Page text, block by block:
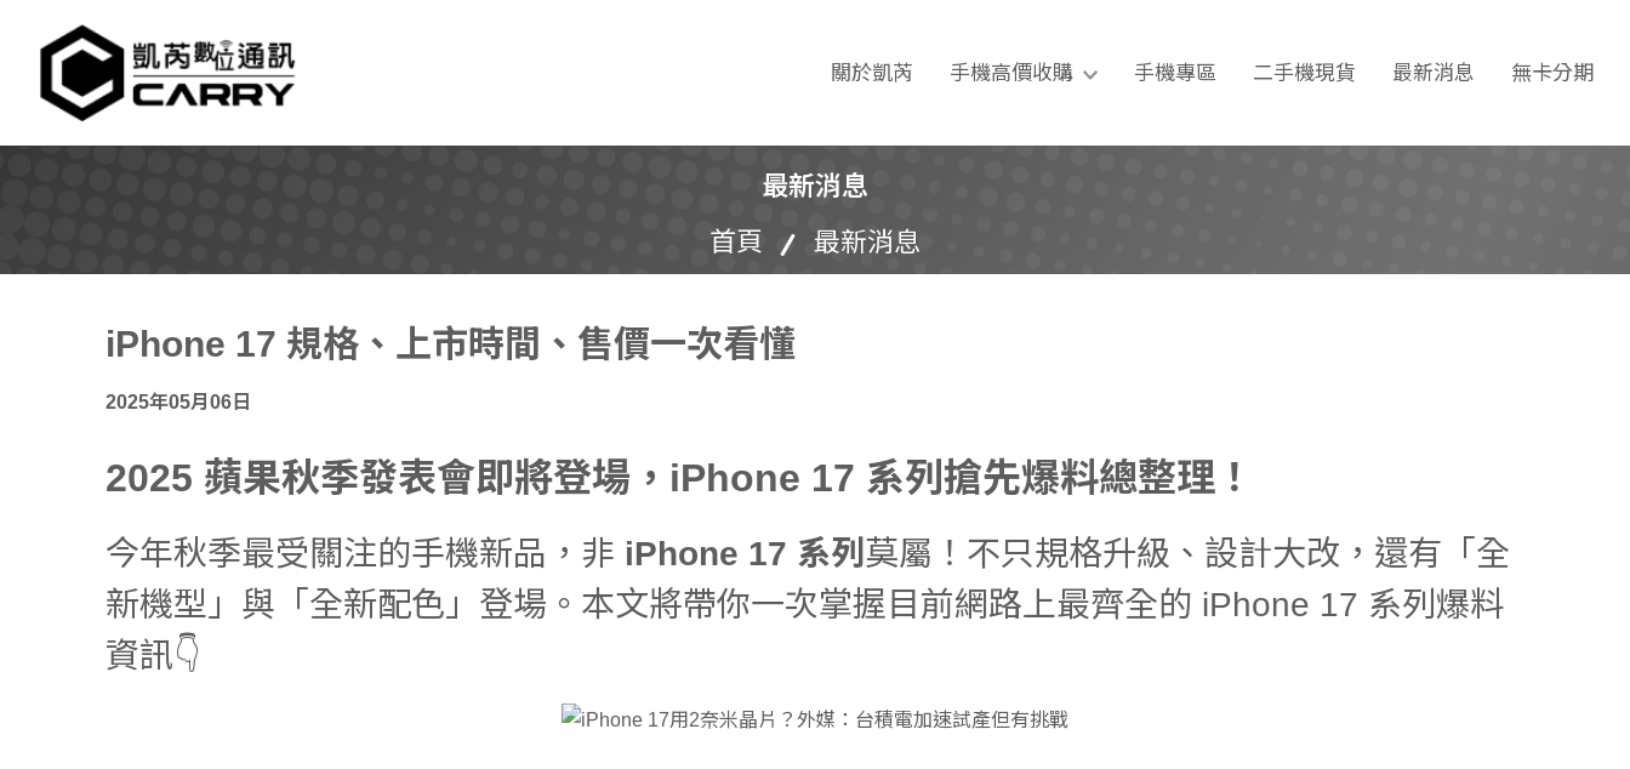
凱芮數位通訊｜iPhone 收購｜二手機買賣｜無卡分期｜手機維修｜台
關於凱芮 手機高價收購 手機專區 二手機現貨 最新消息 無卡分期
最新消息
首頁
最新消息
iPhone 17 規格、上市時間、售價一次看懂
2025年05月06日
2025 蘋果秋季發表會即將登場，iPhone 17 系列搶先爆料總整理！
今年秋季最受關注的手機新品，非 iPhone 17 系列莫屬！不只規格升級、設計大改，還有「全
新機型」與「全新配色」登場。本文將帶你一次掌握目前網路上最齊全的 iPhone 17 系列爆料
資訊👇